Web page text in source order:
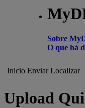
Sobre
O que há
Inicio Enviar Localizar
Upload